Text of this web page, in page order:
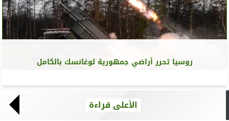
روسيا تحرر أراضي جمهورية لوغانسك بالكامل
الأعلى قراءة